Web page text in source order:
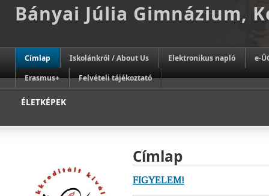
Bányai Júlia Gimnázium,
Címlap Iskolánkról / About Us Elektronikus napló
e-
Erasmus+
Felvételi tájékoztató
ÉLETKÉPEK
Címlap
FIGYELEM!